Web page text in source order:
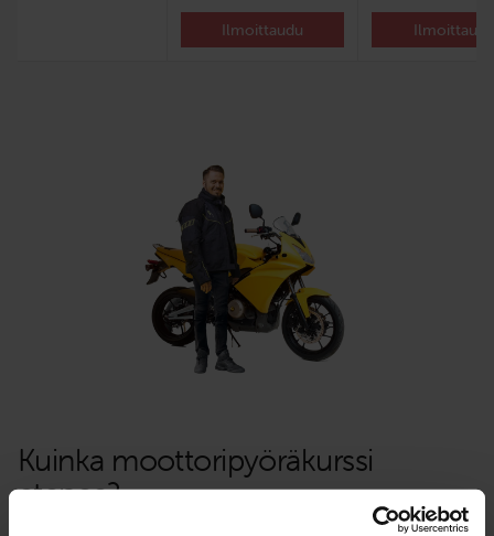
Ilmoittaudu Ilmoittaudu
Kuinka moottori­pyörä­kurssi
etenee?